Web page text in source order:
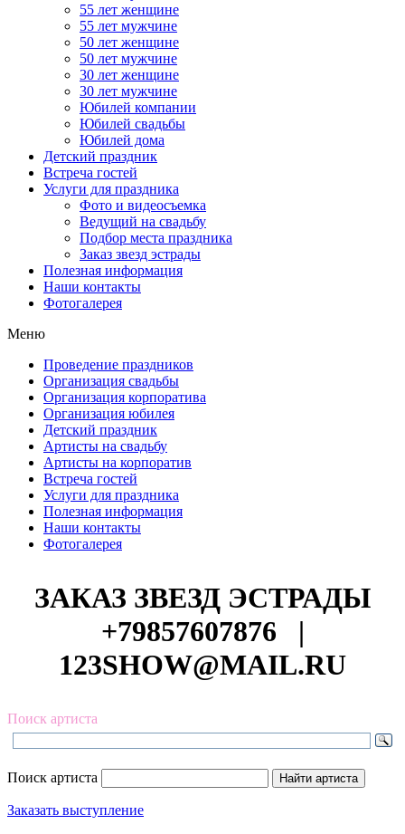
55 лет женщине
55 лет мужчине
50 лет женщине
50 лет мужчине
30 лет женщине
30 лет мужчине
Юбилей компании
Юбилей свадьбы
Юбилей дома
Детский праздник
Встреча гостей
Услуги для праздника
Фото и видеосъемка
Ведущий на свадьбу
Подбор места праздника
Заказ звезд эстрады
Полезная информация
Наши контакты
Фотогалерея
Меню
Проведение праздников
Организация свадьбы
Организация корпоратива
Организация юбилея
Детский праздник
Артисты на свадьбу
Артисты на корпоратив
Встреча гостей
Услуги для праздника
Полезная информация
Наши контакты
Фотогалерея
ЗАКАЗ ЗВЕЗД ЭСТРАДЫ
+79857607876
|
123SHOW@MAIL.RU
Поиск артиста
Поиск артиста
Заказать выступление